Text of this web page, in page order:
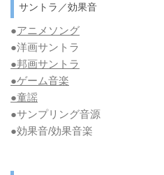
サントラ／効果音
●アニメソング
●洋画サントラ
●邦画サントラ
●ゲーム音楽
●童謡
●サンプリング音源
●効果音/効果音楽